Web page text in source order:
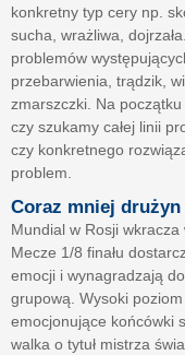
konkretny typ cery np.
sucha, wrażliwa,
problemów
przebarwienia, trądzik,
zmarszczki. Na
czy szukamy całej linii
czy konkretnego
problem.
Coraz mniej
Mundial w Rosji wkracza
Mecze 1/8 finału
emocji i wynagradzają
grupową. Wysoki
emocjonujące końcówki
walka o tytuł mistrza